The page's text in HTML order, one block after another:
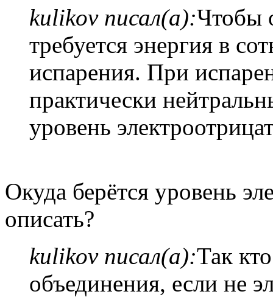
kulikov писал(а):Чтобы
требуется энергия в
испарения. При
практически
уровень
Окуда берётся уровень
описать?
kulikov писал(а):Так
объединения, если не